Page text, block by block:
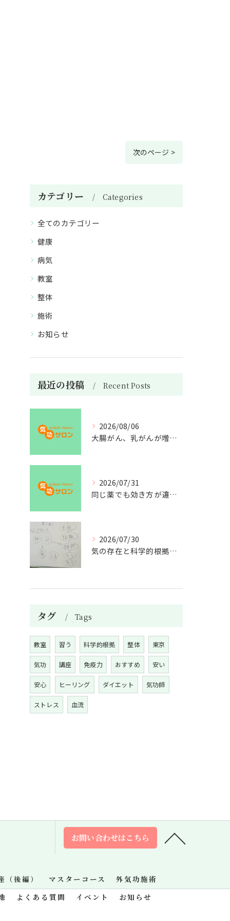
次のページ >
カテゴリー Categories
全てのカテゴリー
健康
病気
教室
整体
施術
お知らせ
最近の投稿 Recent Posts
2026/08/06
大腸がん、乳がんが増えた理由
2026/07/31
同じ薬でも効き方が違う？
2026/07/30
気の存在と科学的根拠の授業
タグ Tags
教室 習う 科学的根拠 整体 東京
気功 講座 免疫力 おすすめ 安い
安心 ヒーリング ダイエット 気功師
ストレス 血流
お問い合わせはこちら
（後編） マスターコース
外気功施術
よくある質問 イベント
お知らせ